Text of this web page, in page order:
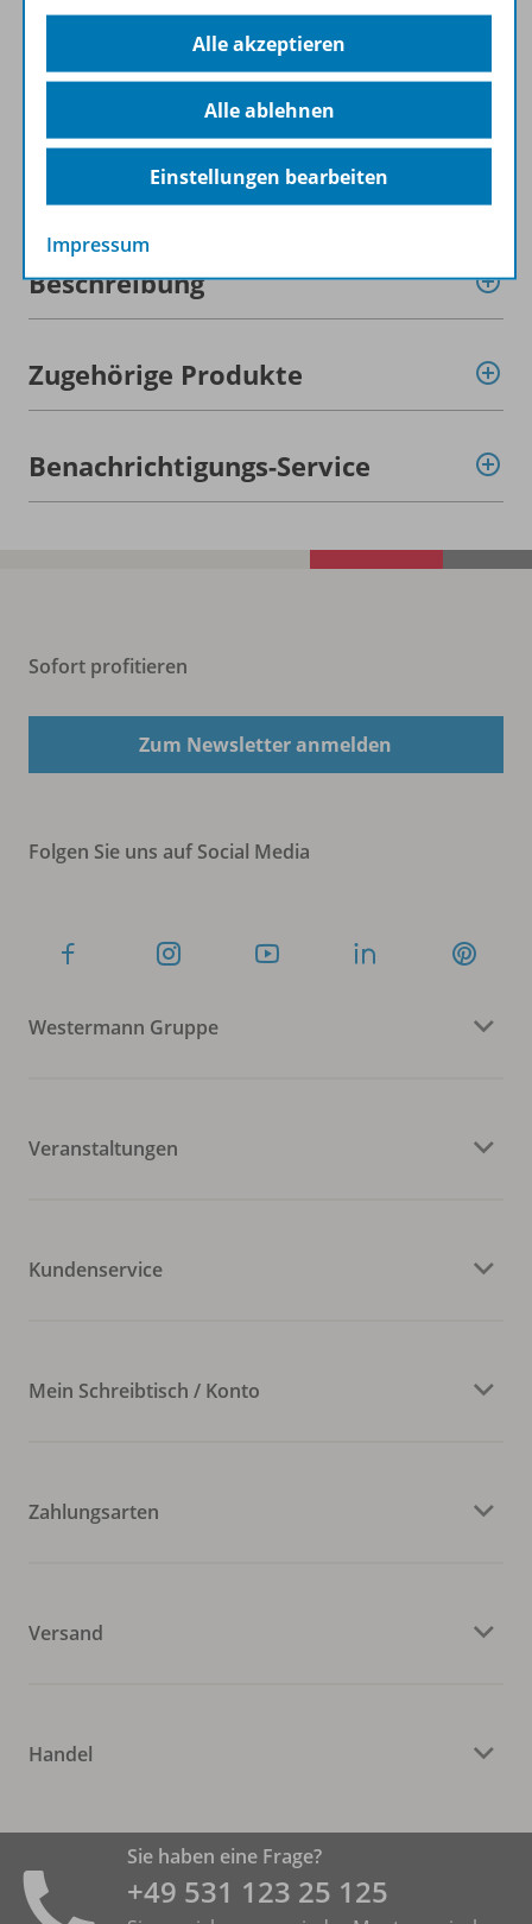
Zur Sonderseite
Produktinformationen
Beschreibung
Zugehörige Produkte
Benachrichtigungs-Service
Sofort profitieren
Zum Newsletter anmelden
Folgen Sie uns auf Social Media
Westermann Gruppe
Veranstaltungen
Kundenservice
Mein Schreibtisch / Konto
Zahlungsarten
Versand
Handel
Sie haben eine Frage?
+49 531 ­123 25 125
Alle akzeptieren
Alle ablehnen
Einstellungen bearbeiten
Impressum